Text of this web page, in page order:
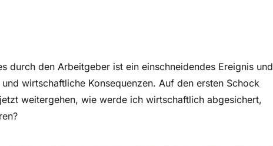
durch den Arbeitgeber ist ein einschneidendes Ereignis und
wirtschaftliche Konsequenzen. Auf den ersten Schock
weitergehen, wie werde ich wirtschaftlich abgesichert,